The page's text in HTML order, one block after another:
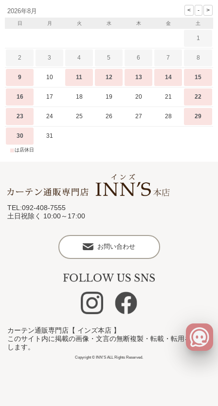
2026年8月
日 月 火 水 木 金 土
1
2 3 4 5 6 7 8
9 10 11 12 13 14 15
16 17 18 19 20 21 22
23 24 25 26 27 28 29
30 31
■は店休日
TEL:092-408-7555
土日祝除く 10:00～17:00
お問い合わせ
カーテン通販専門店【 インズ本店 】
このサイト内に掲載の画像・文言の無断複製・転載・転用を禁止
します。
Copyright © INN'S ALL Rights Reserved.